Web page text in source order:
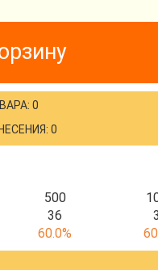
0
0
500
36
60.0%